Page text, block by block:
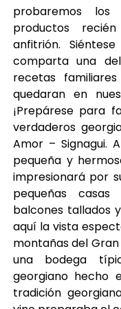
probaremos
productos
anfitrión.
comparta una
recetas
quedaran en
¡Prepárese para
verdaderos
Amor – Signagui.
pequeña y
impresionará por
pequeñas
balcones tallados
aquí la vista
montañas del
una bodega
georgiano hecho
tradición